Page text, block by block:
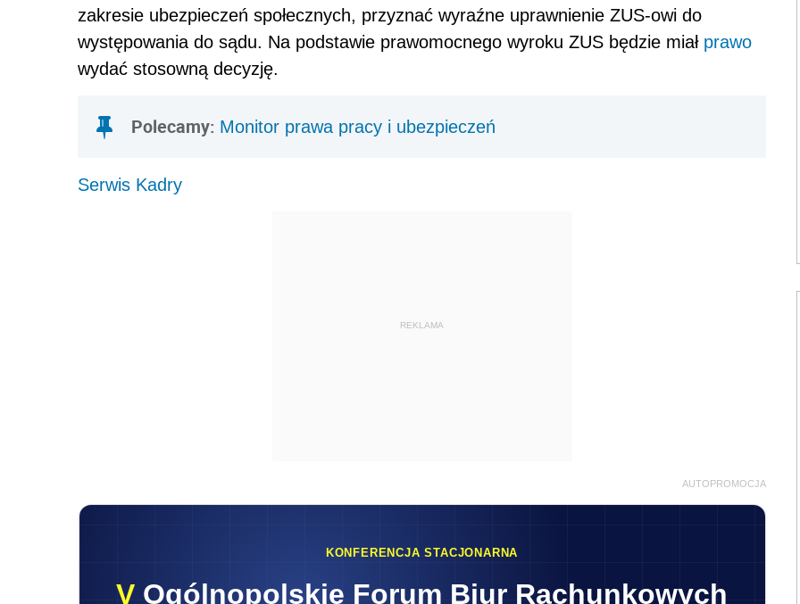
zakresie ubezpieczeń społecznych, przyznać wyraźne uprawnienie ZUS-owi do
występowania do sądu. Na podstawie prawomocnego wyroku ZUS będzie miał prawo
wydać stosowną decyzję.
Polecamy: Monitor prawa pracy i ubezpieczeń
Serwis Kadry
REKLAMA
AUTOPROMOCJA
KONFERENCJA STACJONARNA
V Ogólnopolskie Forum Biur Rachunkowych